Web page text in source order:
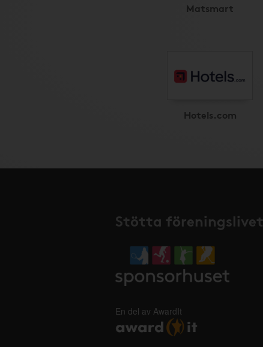
Matsmart
Hotels.com
Stötta föreningslivet
En del av AwardIt